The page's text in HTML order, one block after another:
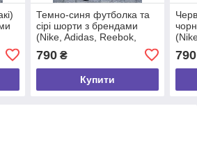
Темно-синя футболка та
сірі шорти з брендами
(Nike, Adidas, Reebok,
Under Armour, Jordan, Fila,
Puma)
790₴
Купити
790